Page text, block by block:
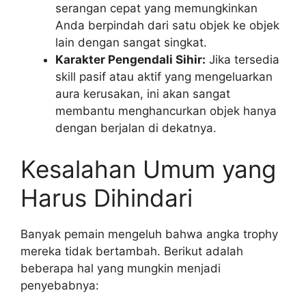
serangan cepat yang memungkinkan
Anda berpindah dari satu objek ke objek
lain dengan sangat singkat.
Karakter Pengendali Sihir: Jika tersedia
skill pasif atau aktif yang mengeluarkan
aura kerusakan, ini akan sangat
membantu menghancurkan objek hanya
dengan berjalan di dekatnya.
Kesalahan Umum yang
Harus Dihindari
Banyak pemain mengeluh bahwa angka trophy
mereka tidak bertambah. Berikut adalah
beberapa hal yang mungkin menjadi
penyebabnya: